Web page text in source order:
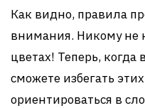
Как видно, правила
внимания. Никому не
цветах! Теперь,
сможете избегать
ориентироваться в